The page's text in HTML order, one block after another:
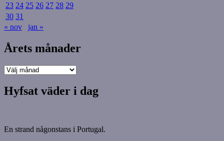
23 24 25 26 27 28 29
30 31
« nov
jan »
Årets månader
Årets
Hyfsat väder i dag
En strand någonstans i Portugal.